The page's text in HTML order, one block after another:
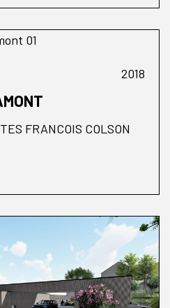
2018
FRANCOIS COLSON